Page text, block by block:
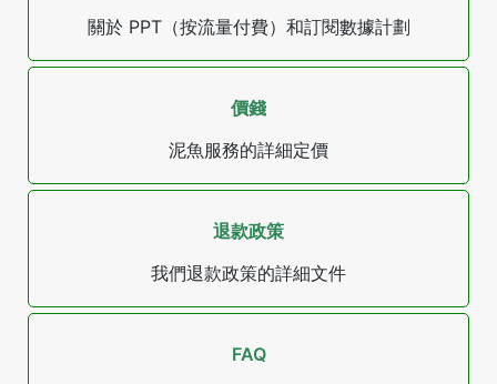
關於 PPT（按流量付費）和訂閱數據計劃
價錢
泥魚服務的詳細定價
退款政策
我們退款政策的詳細文件
FAQ